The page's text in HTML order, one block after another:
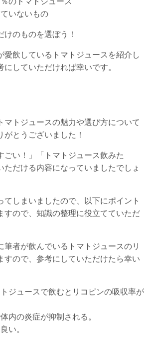
いないもの
のものを選ぼう！
愛飲しているトマトジュースを紹介し
していただければ幸いです。
マトジュースの魅力や選び方について
とうございました！
ごい！」「トマトジュース飲みた
ただける内容になっていましたでしょ
てしまいましたので、以下にポイント
すので、知識の整理に役立てていただ
筆者が飲んでいるトマトジュースのリ
すので、参考にしていただけたら幸い
ジュースで飲むとリコピンの吸収率が
内の炎症が抑制される。
い。